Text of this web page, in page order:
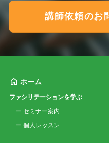
講師依頼のお
ホーム
ファシリテーションを学ぶ
セミナー案内
個人レッスン